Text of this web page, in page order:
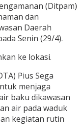
(Ditpam)
dan
Daerah
Senin (29/4).
ke lokasi.
Pius Sega
menjaga
baku dikawasan
air pada waduk
kegiatan rutin